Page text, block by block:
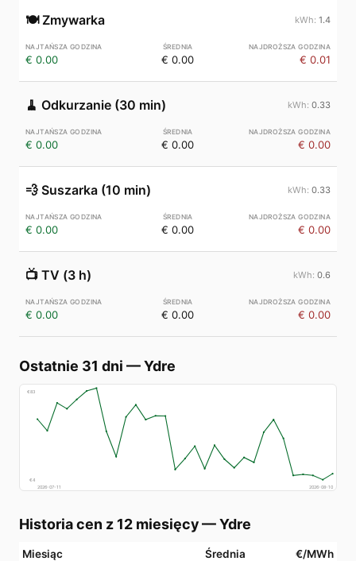
🍽️ Zmywarka 1.4
€ 0.00 € 0.00 € 0.01
🧹 Odkurzanie (30 min) 0.33
€ 0.00 € 0.00 € 0.00
💨 Suszarka (10 min) 0.33
€ 0.00 € 0.00 € 0.00
📺 TV (3 h) 0.6
€ 0.00 € 0.00 € 0.00
Ostatnie 31 dni —Ydre
€83
€4
2026-07-11
2026-08-10
Historia cen z 12 miesięcy—Ydre
Miesiąc Średnia €/MWh